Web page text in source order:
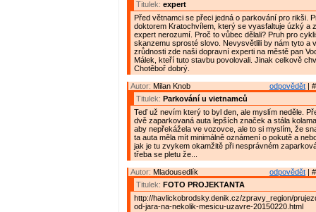
Titulek: expert
Před větnamci se přeci jedná o parkování pro rikši.
doktorem Kratochvílem, který se vyasfaltuje úzký a
expert nerozumí. Proč to vůbec dělali? Pruh pro
skanzemu sprosté slovo. Nevysvětlili by nám tyto a
zrůdnosti zde naši dopravní experti na městě pan
Málek, kteří tuto stavbu povolovali. Jinak celkově
Chotěboř dobrý.
odpovědět |
Autor: Milan Knob
Titulek: Parkování u vietnamců
Teď už nevím který to byl den, ale myslím neděle.
dvě zaparkovaná auta lepších značek a stála
aby nepřekážela ve vozovce, ale to si myslím, že
ta auta měla mít minimálně oznámení o pokutě a
jak je tu zvykem okamžitě při nesprávném
třeba se pletu že...
odpovědět |
Autor: Mladousedlík
Titulek: FOTO PROJEKTANTA
http://havlickobrodsky.denik.cz/zpravy_region/
od-jara-na-nekolik-mesicu-uzavre-20150220.html